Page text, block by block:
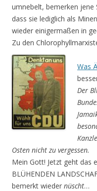
umnebelt, bemerken jene
dass sie lediglich als
wieder einigermaßen in
Zu den
Was
Der
Osten nicht zu vergessen.
Mein Gott! Jetzt geht das
BLÜHENDEN
bemerkt wieder nüscht…